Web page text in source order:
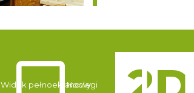
Widok pełnoekranowy:
Noclegi